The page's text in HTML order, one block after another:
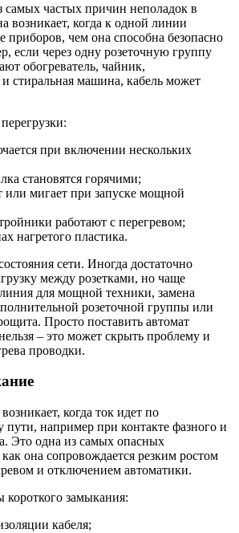
самых частых причин неполадок в
возникает, когда к одной линии
приборов, чем она способна безопасно
если через одну розеточную группу
обогреватель, чайник,
стиральная машина, кабель может
при включении нескольких
становятся горячими;
или мигает при запуске мощной
работают с перегревом;
нагретого пластика.
сети. Иногда достаточно
между розетками, но чаще
линия для мощной техники, замена
розеточной группы или
Просто поставить автомат
– это может скрыть проблему и
проводки.
когда ток идет по
пути, например при контакте фазного и
Это одна из самых опасных
она сопровождается резким ростом
и отключением автоматики.
замыкания:
кабеля;